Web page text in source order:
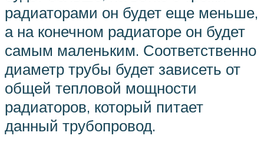
радиаторами он будет еще меньше,
а на конечном радиаторе он будет
самым маленьким. Соответственно
диаметр трубы будет зависеть от
общей тепловой мощности
радиаторов, который питает
данный трубопровод.